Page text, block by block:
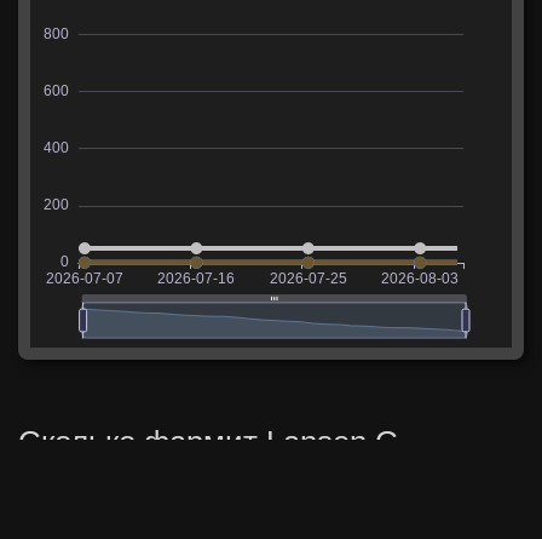
Сколько фармит Lansen C